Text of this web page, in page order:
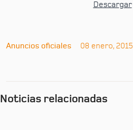
Descargar
Anuncios oficiales 08 enero, 2015
Noticias relacionadas